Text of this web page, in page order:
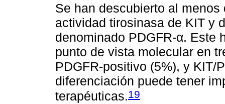
Se han descubierto al
actividad tirosinasa de KIT y
denominado PDGFR-α. Este
punto de vista molecular en
PDGFR-positivo (5%), y KIT/
diferenciación puede tener
terapéuticas.19